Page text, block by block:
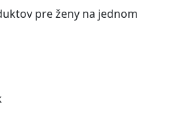
pre ženy na jednom